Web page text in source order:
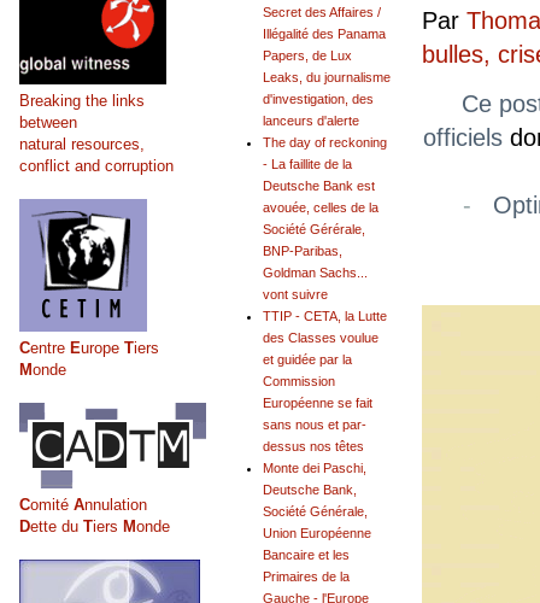
Par
bulles,
Ce
officiels
-
Secret des Affaires /
Illégalité des Panama
Papers, de Lux
Leaks, du journalisme
d'investigation, des
lanceurs d'alerte
The day of reckoning
- La faillite de la
Deutsche Bank est
avouée, celles de la
Société Gérérale,
BNP-Paribas,
Goldman Sachs...
vont suivre
TTIP - CETA, la Lutte
des Classes voulue
et guidée par la
Commission
Européenne se fait
sans nous et par-
dessus nos têtes
Monte dei Paschi,
Deutsche Bank,
Société Générale,
Union Européenne
Bancaire et les
Primaires de la
Gauche - l'Europe
Breaking the links
between
natural resources,
conflict and corruption
Centre Europe Tiers
Monde
Comité Annulation
Dette du Tiers Monde